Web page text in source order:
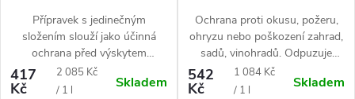
Přípravek s jedinečným
složením slouží jako účinná
ochrana před výskytem
hlodavců.
417
Kč
Měrná
cena:
2 085 Kč
/ 1 l
Skladem
Ochrana proti okusu, požeru,
ohryzu nebo poškození zahrad,
sadů, vinohradů. Odpuzuje
srnky, zajíce, divočáky a další
zvěř.
Pro celoroční použití.
542
Kč
Měrná
cena:
1 084 Kč
/ 1 l
Skladem